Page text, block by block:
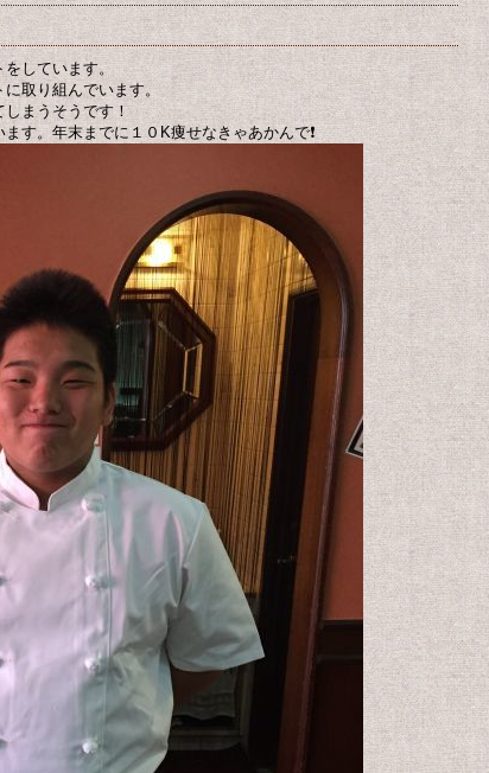
をしています。
取り組んでいます。
まうそうです！
す。年末までに１０K痩せなきゃあかんで❗️